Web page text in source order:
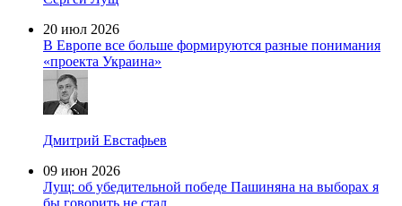
20 июл 2026
В Европе все больше формируются разные понимания
«проекта Украина»
Дмитрий Евстафьев
09 июн 2026
Лущ: об убедительной победе Пашиняна на выборах я
бы говорить не стал